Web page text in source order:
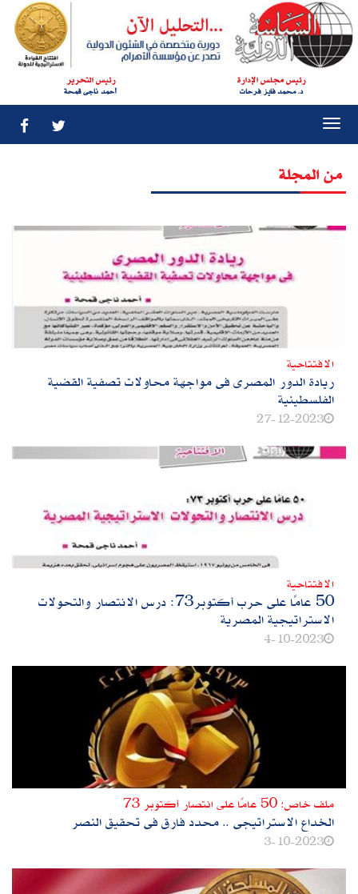
رئيس مجلس الإدارة
د. محمد فايز فرحات
رئيس التحرير
أحمد ناجى قمحة
من المجلة
الافتتاحية
ريادة الدور المصرى فى مواجهة محاولات تصفية القضية
الفلسطينية
27-12-2023
الافتتاحية
50 عامًا على حرب أكتوبر73: درس الانتصار والتحولات
الاستراتيجية المصرية
4-10-2023
ملف خاص: 50 عامًا على انتصار أكتوبر 73
الخداع الاستراتيجى .. محدد فارق فى تحقيق النصر
3-10-2023